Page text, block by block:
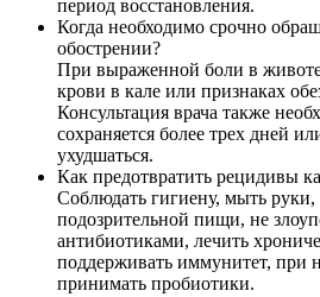
период восстановления.
Когда необходимо срочно
обострении?
При выраженной боли в
крови в кале или признаках
Консультация врача также
сохраняется более трех дней
ухудшаться.
Как предотвратить рецидивы
Соблюдать гигиену, мыть руки,
подозрительной пищи, не
антибиотиками, лечить
поддерживать иммунитет, при
принимать пробиотики.